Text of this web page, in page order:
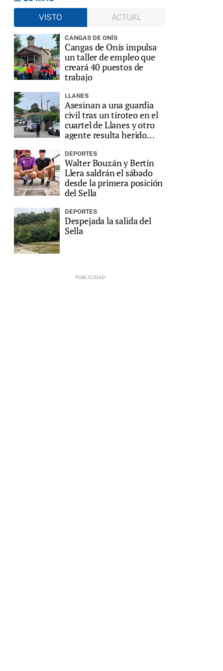
VISTO
ACTUAL
CANGAS DE ONÍS
Cangas de Onís impulsa
un taller de empleo que
creará 40 puestos de
trabajo
LLANES
Asesinan a una guardia
civil tras un tiroteo en el
cuartel de Llanes y otro
agente resulta herido
DEPORTES
Walter Bouzán y Bertín
Llera saldrán el sábado
desde la primera posición
del Sella
DEPORTES
Despejada la salida del
Sella